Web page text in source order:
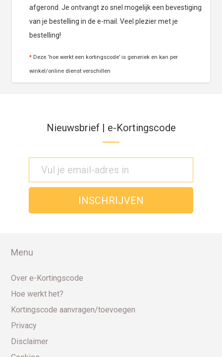
afgerond. Je ontvangt zo snel mogelijk een bevestiging
van je bestelling in de e-mail. Veel plezier met je
bestelling!
* Deze ‘hoe werkt een kortingscode’ is generiek en kan per
winkel/online dienst verschillen
Nieuwsbrief | e-Kortingscode
Menu
Over e-Kortingscode
Hoe werkt het?
Kortingscode aanvragen/toevoegen
Privacy
Disclaimer